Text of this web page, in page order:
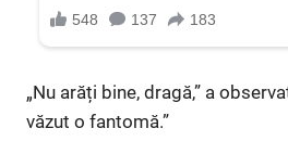
„Nu arăți bine, dragă,” a
văzut o fantomă.”